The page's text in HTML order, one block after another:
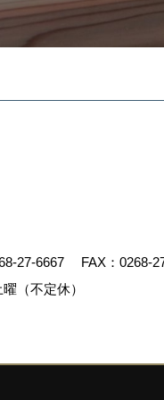
27-6667
FAX：0268-
（不定休）